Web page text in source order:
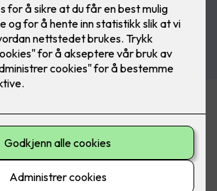
om sertifiseringer
til å dokumentere kompetanse, og
kommuner, og
sertifiserte kontrollører iht. 405-3
sertifisert el-kontrollforetak iht. 405-4.